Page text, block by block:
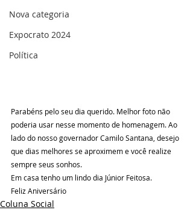
Nova categoria
Expocrato 2024
Política
Parabéns pelo seu dia querido. Melhor foto não
poderia usar nesse momento de homenagem. Ao
lado do nosso governador Camilo Santana, desejo
que dias melhores se aproximem e você realize
sempre seus sonhos.
Em casa tenho um lindo dia Júnior Feitosa.
Feliz Aniversário
Coluna Social